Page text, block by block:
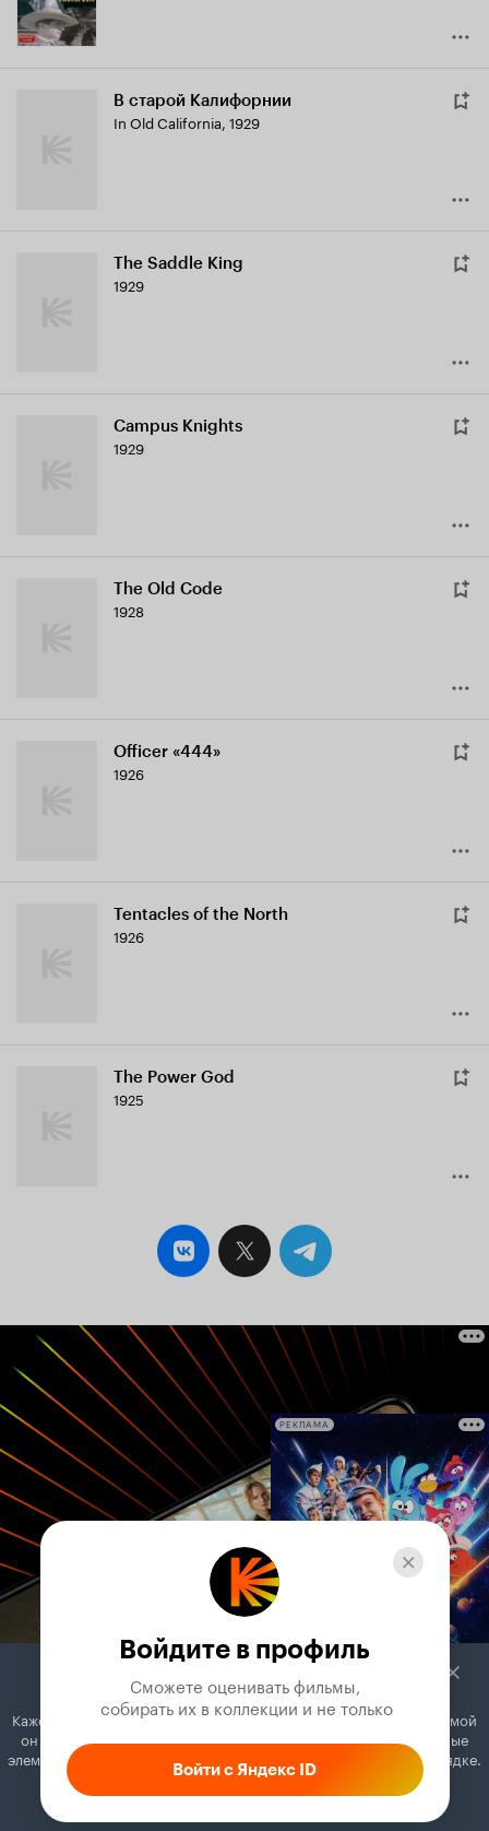
В старой Калифорнии
In Old California, 1929
The Saddle King
1929
Campus Knights
1929
The Old Code
1928
Officer «444»
1926
Tentacles of the North
1926
The Power God
1925
РЕКЛАМА
Войдите в профиль
Сможете оценивать фильмы,
собирать их в коллекции и не только
Войти с Яндекс ID
Кажется, вы используете блокировщик рекламы. Вместе с рекламой
он может отключать постеры, папки с фильмами и другие важные
элементы. Добавьте Кинопоиск в исключения, и всё будет в порядке.
Как это сделать